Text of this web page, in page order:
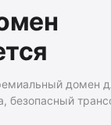
домен
безопасный